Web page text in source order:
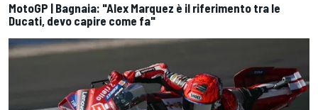
MotoGP | Bagnaia: "Alex Marquez è il riferimento tra le
Ducati, devo capire come fa"